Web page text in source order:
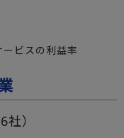
ビスの利益率
）